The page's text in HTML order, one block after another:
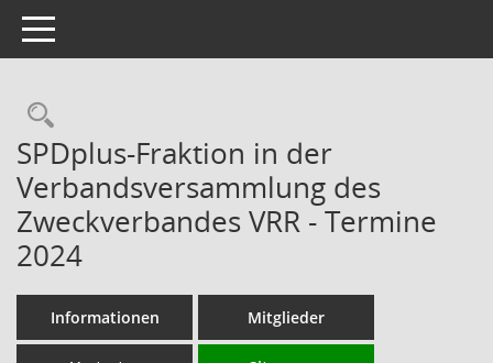
Toggle navigation
Rechercheauswahl
SPDplus-Fraktion in der
Verbandsversammlung des
Zweckverbandes VRR - Termine
2024
Informationen Mitglieder